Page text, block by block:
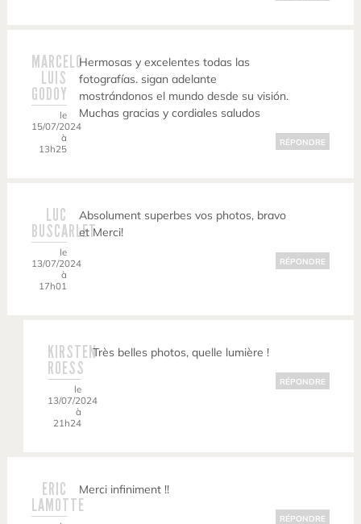
MARCELO
LUIS
GODOY
le
15/07/2024
à
13h25
Hermosas y excelentes todas las
fotografías. sigan adelante
mostrándonos el mundo desde su visión.
Muchas gracias y cordiales saludos
RÉPONDRE
LUC
BUSCARLET
le
13/07/2024
à
17h01
Absolument superbes vos photos, bravo
et Merci!
RÉPONDRE
KIRSTEN
ROESS
le
13/07/2024
à
21h24
Très belles photos, quelle lumière !
RÉPONDRE
ERIC
LAMOTTE
Merci infiniment !!
RÉPONDRE